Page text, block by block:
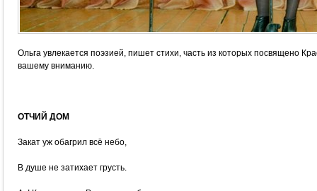
Ольга увлекается поэзией, пишет стихи, часть из которых посвящено
вашему вниманию.
ОТЧИЙ ДОМ
Закат уж обагрил всё небо,
В душе не затихает грусть.